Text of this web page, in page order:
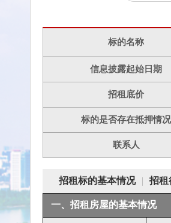
标的名称
信息披露起始日期
招租底价
标的是否存在抵押情况
联系人
招租标的基本情况 | 招租
一、招租房屋的基本情况